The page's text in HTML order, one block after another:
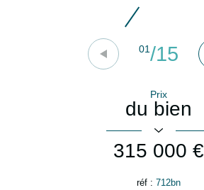
01/15
Prix
du bien
315 000 €
réf : 712bn